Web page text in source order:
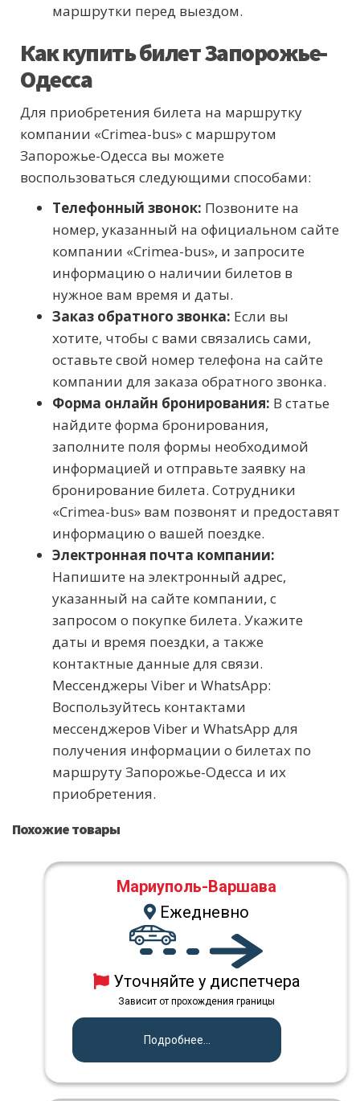
маршрутки перед выездом.
Как купить билет Запорожье-
Одесса
Для приобретения билета на маршрутку
компании «Crimea-bus» с маршрутом
Запорожье-Одесса вы можете
воспользоваться следующими способами:
Телефонный звонок: Позвоните на
номер, указанный на официальном сайте
компании «Crimea-bus», и запросите
информацию о наличии билетов в
нужное вам время и даты.
Заказ обратного звонка: Если вы
хотите, чтобы с вами связались сами,
оставьте свой номер телефона на сайте
компании для заказа обратного звонка.
Форма онлайн бронирования: В статье
найдите форма бронирования,
заполните поля формы необходимой
информацией и отправьте заявку на
бронирование билета. Сотрудники
«Crimea-bus» вам позвонят и предоставят
информацию о вашей поездке.
Электронная почта компании:
Напишите на электронный адрес,
указанный на сайте компании, с
запросом о покупке билета. Укажите
даты и время поездки, а также
контактные данные для связи.
Мессенджеры Viber и WhatsApp:
Воспользуйтесь контактами
мессенджеров Viber и WhatsApp для
получения информации о билетах по
маршруту Запорожье-Одесса и их
приобретения.
Похожие товары
Мариуполь-Варшава
Ежедневно
Уточняйте у диспетчера
Зависит от прохождения границы
Подробнее...